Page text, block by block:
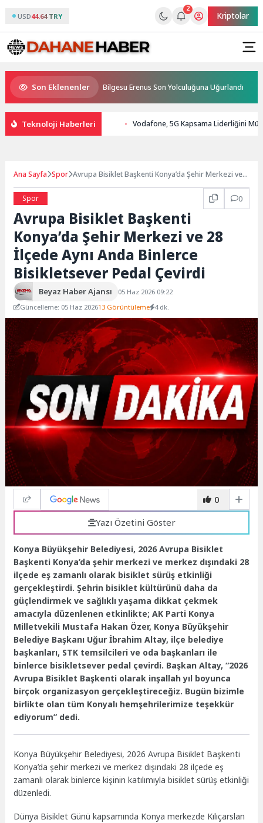
USD44.64 TRY
2
Kriptolar
Son Eklenenler
Aldı Bilgesu Erenus Son Yolculuğuna Uğurlandı
Teknoloji Haberleri Vodafone, 5G Kapsama Liderliğini
Ana Sayfa Spor Avrupa Bisiklet Başkenti Konya’da Şehir Merkezi ve
Spor 0
Avrupa Bisiklet Başkenti
Konya’da Şehir Merkezi ve 28
İlçede Aynı Anda Binlerce
Bisikletsever Pedal Çevirdi
Beyaz Haber Ajansı
05 Haz 2026 09:22
Güncelleme: 05 Haz 202613 Görüntüleme 4 dk.
0
Yazı Özetini Göster
Konya Büyükşehir Belediyesi, 2026 Avrupa Bisiklet
Başkenti Konya’da şehir merkezi ve merkez dışındaki 28
ilçede eş zamanlı olarak bisiklet sürüş etkinliği
gerçekleştirdi. Şehrin bisiklet kültürünü daha da
güçlendirmek ve sağlıklı yaşama dikkat çekmek
amacıyla düzenlenen etkinlikte; AK Parti Konya
Milletvekili Mustafa Hakan Özer, Konya Büyükşehir
Belediye Başkanı Uğur İbrahim Altay, ilçe belediye
başkanları, STK temsilcileri ve oda başkanları ile
binlerce bisikletsever pedal çevirdi. Başkan Altay, “2026
Avrupa Bisiklet Başkenti olarak inşallah yıl boyunca
birçok organizasyon gerçekleştireceğiz. Bugün bizimle
birlikte olan tüm Konyalı hemşehrilerimize teşekkür
ediyorum” dedi.
Konya Büyükşehir Belediyesi, 2026 Avrupa Bisiklet Başkenti
Konya’da şehir merkezi ve merkez dışındaki 28 ilçede eş
zamanlı olarak binlerce kişinin katılımıyla bisiklet sürüş etkinliği
düzenledi.
Dünya Bisiklet Günü kapsamında Konya merkezde Kılıçarslan